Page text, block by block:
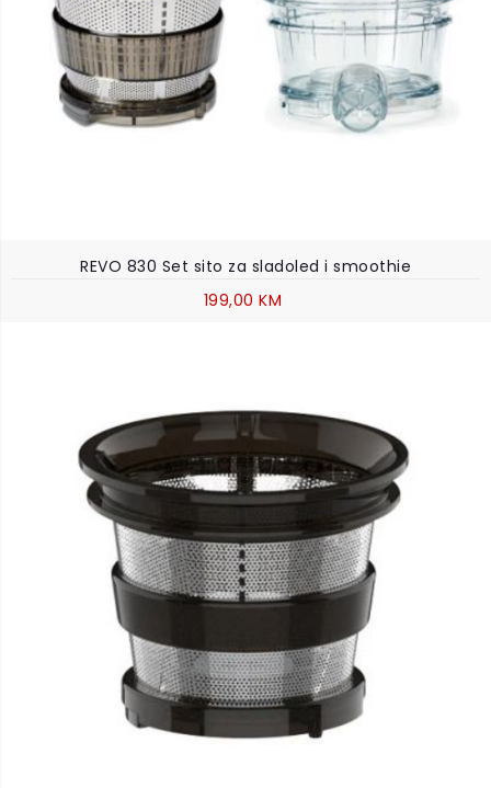
REVO 830 Set sito za sladoled i smoothie
199,00 KM